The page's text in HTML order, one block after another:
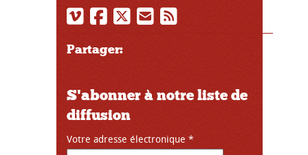
Partager:
S'abonner à notre liste de
diffusion
Votre adresse électronique *